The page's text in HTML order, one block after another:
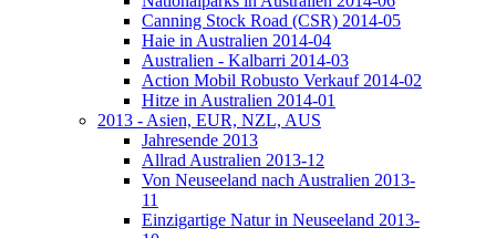
Canning Stock Road (CSR) 2014-05
Haie in Australien 2014-04
Australien - Kalbarri 2014-03
Action Mobil Robusto Verkauf 2014-02
Hitze in Australien 2014-01
2013 - Asien, EUR, NZL, AUS
Jahresende 2013
Allrad Australien 2013-12
Von Neuseeland nach Australien 2013-
11
Einzigartige Natur in Neuseeland 2013-